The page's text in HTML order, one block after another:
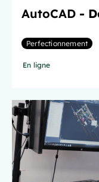
AutoCAD -
Perfectionnement
En ligne